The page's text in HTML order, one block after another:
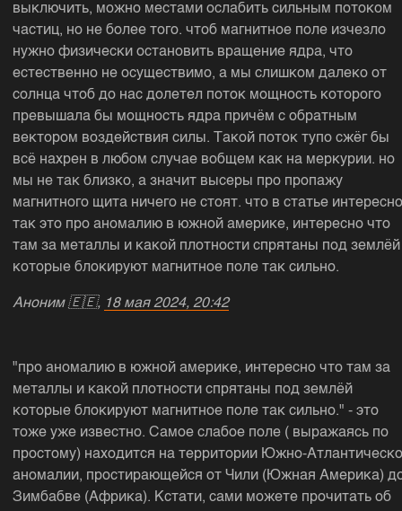
выключить, можно местами ослабить сильным потоком
частиц, но не более того. чтоб магнитное поле изчезло
нужно физически остановить вращение ядра, что
естественно не осуществимо, а мы слишком далеко от
солнца чтоб до нас долетел поток мощность которого
превышала бы мощность ядра причём с обратным
вектором воздействия силы. Такой поток тупо сжёг бы
всё нахрен в любом случае вобщем как на меркурии. но
мы не так близко, а значит высеры про пропажу
магнитного щита ничего не стоят. что в статье интересно
так это про аномалию в южной америке, интересно что
там за металлы и какой плотности спрятаны под землёй
которые блокируют магнитное поле так сильно.
Аноним 🇪🇪, 18 мая 2024, 20:42
"про аномалию в южной америке, интересно что там за
металлы и какой плотности спрятаны под землёй
которые блокируют магнитное поле так сильно." - это
тоже уже известно. Самое слабое поле ( выражаясь по
простому) находится на территории Южно-
аномалии, простирающейся от Чили (Южная Америка)
Зимбабве (Африка). Кстати, сами можете прочитать об